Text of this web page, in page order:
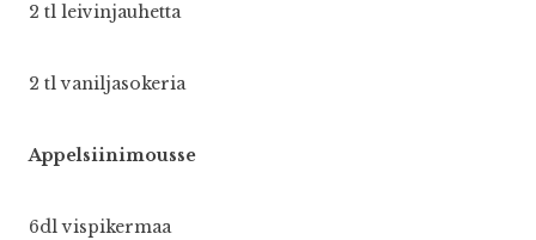
2 tl leivinjauhetta
2 tl vaniljasokeria
Appelsiinimousse
6dl vispikermaa